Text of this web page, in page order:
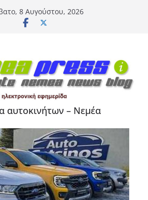
8 Αυγούστου, 2026
αυτοκινήτων – Νεμέα